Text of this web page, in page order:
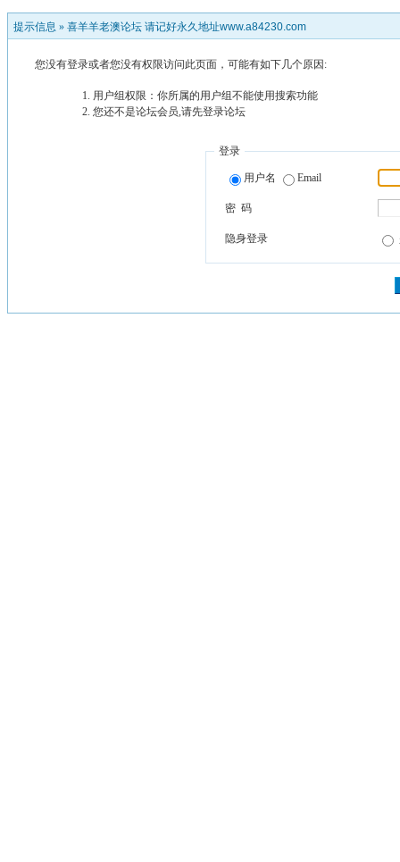
提示信息 » 喜羊羊老澳论坛 请记好永久地址www.a84230.com
您没有登录或者您没有权限访问此页面，可能有如下几个原因:
用户组权限：你所属的用户组不能使用搜索功能
您还不是论坛会员,请先登录论坛
登录
用户名 Email
密 码
隐身登录